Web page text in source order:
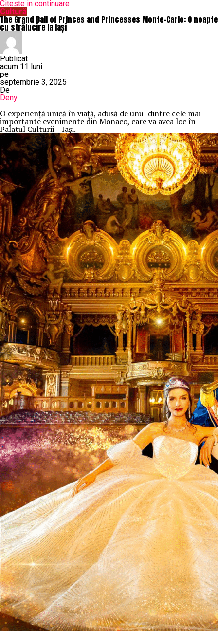
Citeste in continuare
Cultură
The Grand Ball of Princes and Princesses Monte-Carlo: O noapte
cu strălucire la Iași
Publicat
acum 11 luni
pe
septembrie 3, 2025
De
Deny
O experiență unică în viață, adusă de unul dintre cele mai
importante evenimente din Monaco, care va avea loc în
Palatul Culturii – Iași.